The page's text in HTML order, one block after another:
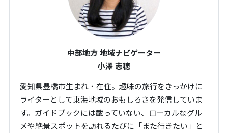
中部地方 地域ナビゲーター
小澤 志穂
愛知県豊橋市生まれ・在住。趣味の旅行をきっかけに
ライターとして東海地域のおもしろさを発信していま
す。ガイドブックには載っていない、ローカルなグル
メや絶景スポットを訪れるたびに「また行きたい」と